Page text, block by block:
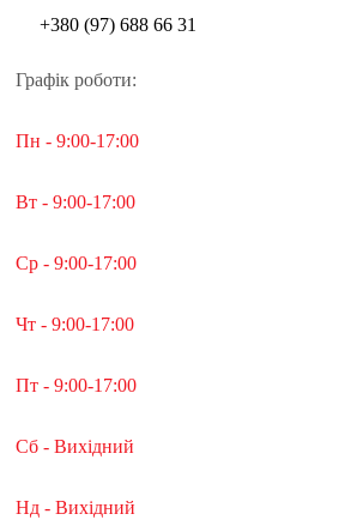
+380 (97) 688 66 31
Графік роботи:
Пн - 9:00-17:00
Вт - 9:00-17:00
Ср - 9:00-17:00
Чт - 9:00-17:00
Пт - 9:00-17:00
Сб - Вихідний
Нд - Вихідний